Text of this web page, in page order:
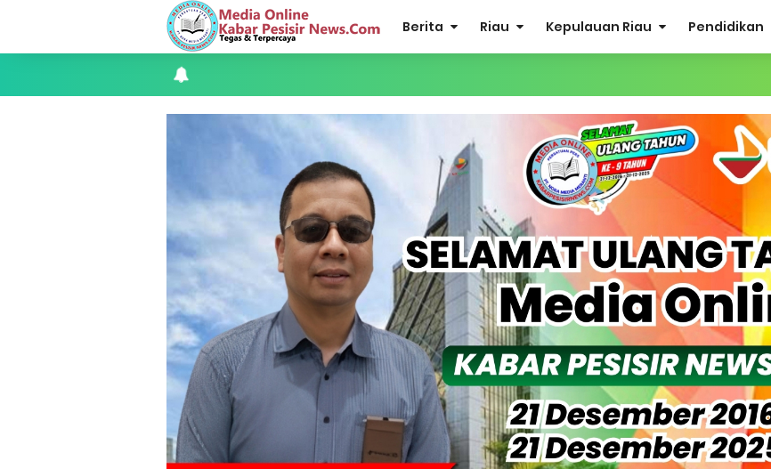
Berita Riau Kepulauan Riau Pendidikan
LAMR Kepulauan Meranti dan Bawaslu Bakal Laksanakan Kerja Sama Menyambut Pemilu 2029
Perayaan HUT ke 14, PP IWO Bagikan Bea Siswa Untuk 8 Siswa SD Muhammadiyah 16 Jaksel
Mantan Wakil Ketua DPRD Riau Dukung Penuh Penerbitan Buku Sejarah Perjuangan Lahirnya
Apel Siaga Karhutla 2026 Digelar di Sabak Auh, Polsek dan Forkopimcam Perkuat Kesiapsiagaan
Musyawarah LAM Ke-3 Tualang Sukses, Zulkifli Z (Nomor Urut 1) Resmi Terpilih Pimpin Lembaga
Kapolres Kepulauan Meranti Perkuat Sinergi Jelang Ekspedisi Merah Putih Presisi Polda Riau.
Teluk Belitung Bagaikan Kota Mati Disaat Listrik Diberlakukan Pemadaman Secara Bergilir, Mesin
F-PETIR Desak Pemkab Lingga Segera Buka Solusi Tambang Timah Rakyat: Jangan Hanya di
Juga Butuh Hidup